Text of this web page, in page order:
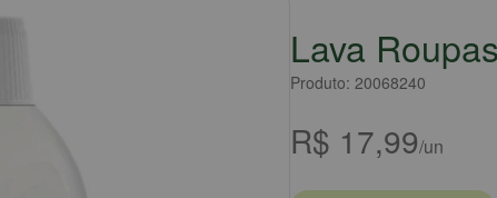
Lava
Produto: 20068240
R$ 17,99/un